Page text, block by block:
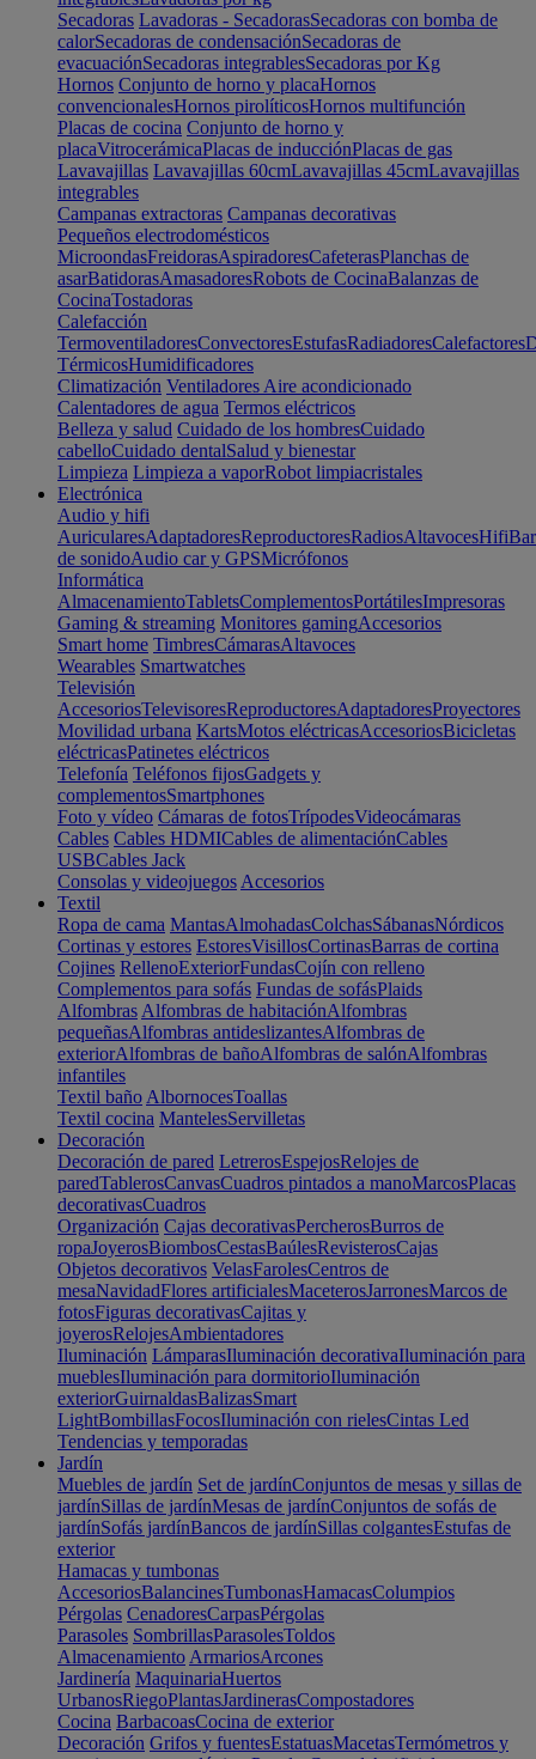
Secadoras Lavadoras - SecadorasSecadoras con bomba de
calorSecadoras de condensaciónSecadoras de
evacuaciónSecadoras integrablesSecadoras por Kg
Hornos Conjunto de horno y placaHornos
convencionalesHornos pirolíticosHornos multifunción
Placas de cocina Conjunto de horno y
placaVitrocerámicaPlacas de inducciónPlacas de gas
Lavavajillas Lavavajillas 60cmLavavajillas 45cmLavavajillas
integrables
Campanas extractoras Campanas decorativas
Pequeños electrodomésticos
MicroondasFreidorasAspiradoresCafeterasPlanchas de
asarBatidorasAmasadoresRobots de CocinaBalanzas de
CocinaTostadoras
Calefacción
TermoventiladoresConvectoresEstufasRadiadoresCalefactores
TérmicosHumidificadores
Climatización Ventiladores Aire acondicionado
Calentadores de agua Termos eléctricos
Belleza y salud Cuidado de los hombresCuidado
cabelloCuidado dentalSalud y bienestar
Limpieza Limpieza a vaporRobot limpiacristales
Electrónica
Audio y hifi
AuricularesAdaptadoresReproductoresRadiosAltavocesHifi
de sonidoAudio car y GPSMicrófonos
Informática
AlmacenamientoTabletsComplementosPortátilesImpresoras
Gaming & streaming Monitores gamingAccesorios
Smart home TimbresCámarasAltavoces
Wearables Smartwatches
Televisión
AccesoriosTelevisoresReproductoresAdaptadoresProyectores
Movilidad urbana KartsMotos eléctricasAccesoriosBicicletas
eléctricasPatinetes eléctricos
Telefonía Teléfonos fijosGadgets y
complementosSmartphones
Foto y vídeo Cámaras de fotosTrípodesVideocámaras
Cables Cables HDMICables de alimentaciónCables
USBCables Jack
Consolas y videojuegos Accesorios
Textil
Ropa de cama MantasAlmohadasColchasSábanasNórdicos
Cortinas y estores EstoresVisillosCortinasBarras de cortina
Cojines RellenoExteriorFundasCojín con relleno
Complementos para sofás Fundas de sofásPlaids
Alfombras Alfombras de habitaciónAlfombras
pequeñasAlfombras antideslizantesAlfombras de
exteriorAlfombras de bañoAlfombras de salónAlfombras
infantiles
Textil baño AlbornocesToallas
Textil cocina MantelesServilletas
Decoración
Decoración de pared LetrerosEspejosRelojes de
paredTablerosCanvasCuadros pintados a manoMarcosPlacas
decorativasCuadros
Organización Cajas decorativasPercherosBurros de
ropaJoyerosBiombosCestasBaúlesRevisterosCajas
Objetos decorativos VelasFarolesCentros de
mesaNavidadFlores artificialesMaceterosJarronesMarcos de
fotosFiguras decorativasCajitas y
joyerosRelojesAmbientadores
Iluminación LámparasIluminación decorativaIluminación para
mueblesIluminación para dormitorioIluminación
exteriorGuirnaldasBalizasSmart
LightBombillasFocosIluminación con rielesCintas Led
Tendencias y temporadas
Jardín
Muebles de jardín Set de jardínConjuntos de mesas y sillas de
jardínSillas de jardínMesas de jardínConjuntos de sofás de
jardínSofás jardínBancos de jardínSillas colgantesEstufas de
exterior
Hamacas y tumbonas
AccesoriosBalancinesTumbonasHamacasColumpios
Pérgolas CenadoresCarpasPérgolas
Parasoles SombrillasParasolesToldos
Almacenamiento ArmariosArcones
Jardinería MaquinariaHuertos
UrbanosRiegoPlantasJardinerasCompostadores
Cocina BarbacoasCocina de exterior
Decoración Grifos y fuentesEstatuasMacetasTermómetros y